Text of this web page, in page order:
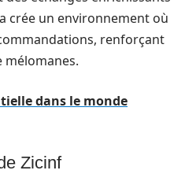
crée un environnement où
renforçant
mélomanes.
dans le monde
Zicinf